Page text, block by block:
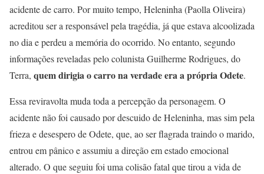
acidente de carro. Por muito tempo, Heleninha (Paolla Oliveira)
acreditou ser a responsável pela tragédia, já que estava alcoolizada
no dia e perdeu a memória do ocorrido. No entanto, segundo
informações reveladas pelo colunista Guilherme Rodrigues, do
Terra, quem dirigia o carro na verdade era a própria Odete.
Essa reviravolta muda toda a percepção da personagem. O
acidente não foi causado por descuido de Heleninha, mas sim pela
frieza e desespero de Odete, que, ao ser flagrada traindo o marido,
entrou em pânico e assumiu a direção em estado emocional
alterado. O que seguiu foi uma colisão fatal que tirou a vida de